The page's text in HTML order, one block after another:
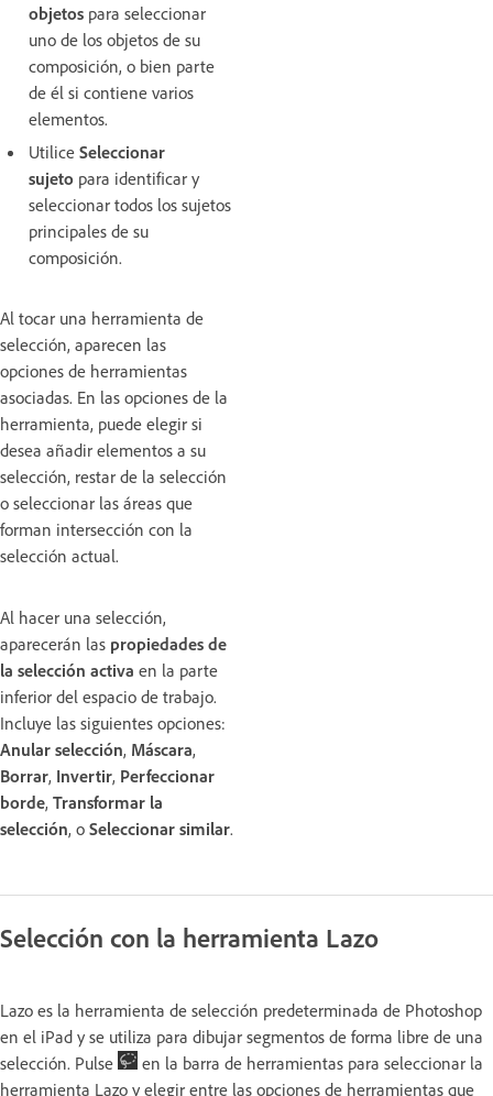
objetos para seleccionar
uno de los objetos de su
composición, o bien parte
de él si contiene varios
elementos.
Utilice Seleccionar
sujeto para identificar y
seleccionar todos los sujetos
principales de su
composición.
Al tocar una herramienta de
selección, aparecen las
opciones de herramientas
asociadas. En las opciones de la
herramienta, puede elegir si
desea añadir elementos a su
selección, restar de la selección
o seleccionar las áreas que
forman intersección con la
selección actual.
Al hacer una selección,
aparecerán las propiedades de
la selección activa en la parte
inferior del espacio de trabajo.
Incluye las siguientes opciones:
Anular selección, Máscara,
Borrar, Invertir, Perfeccionar
borde, Transformar la
selección, o Seleccionar similar.
Selección con la herramienta Lazo
Lazo es la herramienta de selección predeterminada de Photoshop
en el iPad y se utiliza para dibujar segmentos de forma libre de una
selección. Pulse
en la barra de herramientas para seleccionar la
herramienta Lazo y elegir entre las opciones de herramientas que